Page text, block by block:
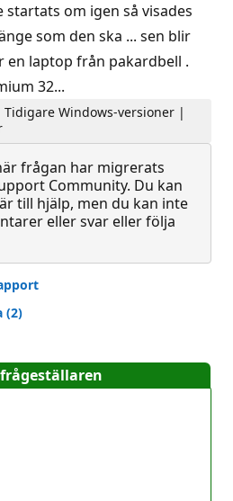
om igen så visades
som den ska ... sen blir
en laptop från pakardbell .
32...
Windows-versioner |
frågan har migrerats
Community. Du kan
till hjälp, men du kan inte
eller svar eller följa
(2)